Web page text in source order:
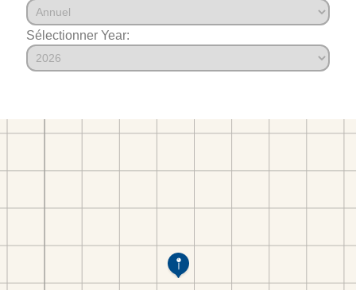
Sélectionner Year: